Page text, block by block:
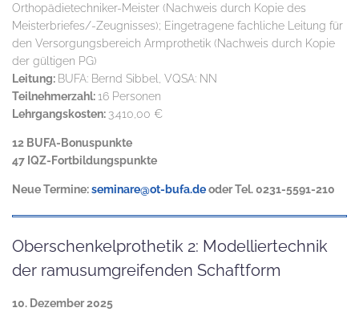
Orthopädietechniker-Meister (Nachweis durch Kopie des
Meisterbriefes/-Zeugnisses); Eingetragene fachliche Leitung für
den Versorgungsbereich Armprothetik (Nachweis durch Kopie
der gültigen PG)
Leitung: BUFA: Bernd Sibbel, VQSA: NN
Teilnehmerzahl:16 Personen
Lehrgangskosten: 3.410,00 €
12 BUFA-Bonuspunkte
47 IQZ-Fortbildungspunkte
Neue Termine:seminare@ot-bufa.deoder Tel. 0231-5591-210
Oberschenkelprothetik 2: Modelliertechnik
der ramusumgreifenden Schaftform
10. Dezember 2025